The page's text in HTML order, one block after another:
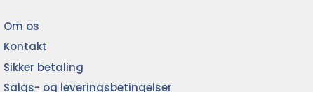
Om os
Kontakt
Sikker betaling
Salgs- og leveringsbetingelser